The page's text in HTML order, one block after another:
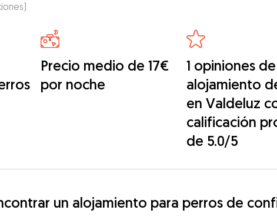
)
Precio medio de 17€
por noche
1 opiniones de
alojamiento
en Valdeluz
calificación
de 5.0/5
un alojamiento para perros de